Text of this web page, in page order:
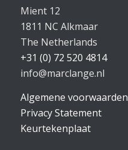
Mient 12
1811 NC Alkmaar
The Netherlands
+31 (0) 72 520 4814
info@marclange.nl
Algemene voorwaarden
Privacy Statement
Keurtekenplaat